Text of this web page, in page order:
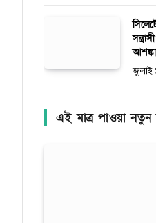
জুলাই
এই মাত্র পাওয়া নতুন